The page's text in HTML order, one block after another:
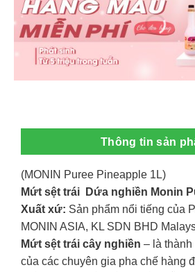
Thông tin sản
(MONIN Puree Pineapple 1L)
Mứt sệt trái Dứa nghiền Monin
Xuất xứ: Sản phẩm nổi tiếng của
MONIN ASIA, KL SDN BHD
Mứt sệt trái cây nghiền – là
của các chuyên gia pha chế hàng